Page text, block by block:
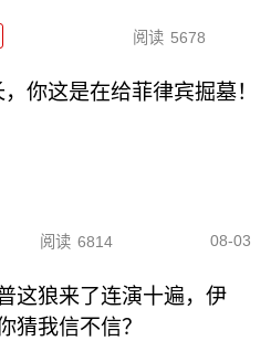
阅读 5678
你这是在给菲律宾掘墓！
阅读 6814 08-03
这狼来了连演十遍，伊
猜我信不信？